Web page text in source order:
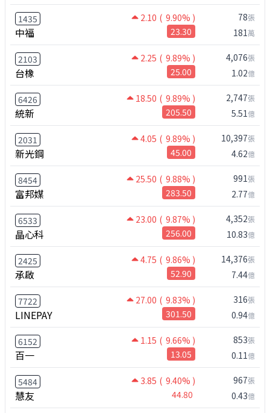
1435 2.10 ( 9.90% )
中福 23.30
78張
181萬
2103 2.25 ( 9.89% )
台橡 25.00
4,076張
1.02億
6426 18.50 ( 9.89% )
統新 205.50
2,747張
5.51億
2031 4.05 ( 9.89% )
新光鋼 45.00
10,397張
4.62億
8454 25.50 ( 9.88% )
富邦媒 283.50
991張
2.77億
6533 23.00 ( 9.87% )
晶心科 256.00
4,352張
10.83億
2425 4.75 ( 9.86% )
承啟 52.90
14,376張
7.44億
7722 27.00 ( 9.83% )
LINEPAY 301.50
316張
0.94億
6152 1.15 ( 9.66% )
百一 13.05
853張
0.11億
5484 3.85 ( 9.40% )
慧友 44.80
967張
0.43億